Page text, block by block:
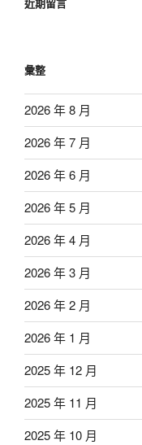
彙整
2026 年 8 月
2026 年 7 月
2026 年 6 月
2026 年 5 月
2026 年 4 月
2026 年 3 月
2026 年 2 月
2026 年 1 月
2025 年 12 月
2025 年 11 月
2025 年 10 月